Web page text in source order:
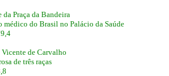
da Praça da Bandeira
médico do Brasil no Palácio da Saúde
de Carvalho
de três raças